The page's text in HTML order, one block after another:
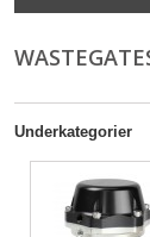
Underkategorier